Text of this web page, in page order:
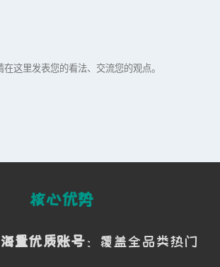
核心优势
海量优质账号 ：覆盖全品类热门